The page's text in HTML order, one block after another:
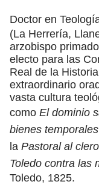
Doctor en
(La Herrería,
arzobispo
electo para las
Real de la
extraordinario
vasta cultura
como El dominio
bienes temporales
la Pastoral al
Toledo contra las
Toledo, 1825.